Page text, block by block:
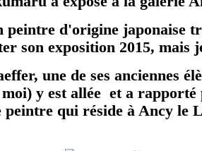
peintre d'origine japonaise
son exposition 2015, mais
une de ses anciennes
y est allée et a rapporté
peintre qui réside à Ancy le